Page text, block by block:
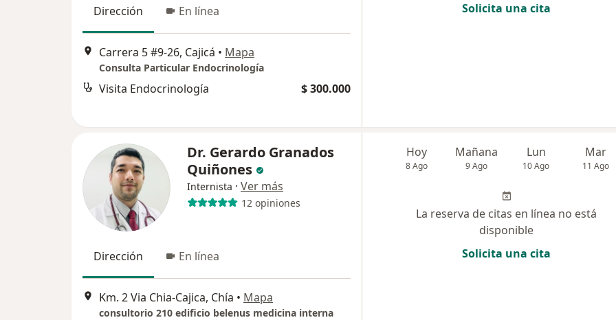
Dirección En línea
Carrera 5 #9-26, Cajicá • Mapa
Consulta Particular Endocrinología
Visita Endocrinología $ 300.000
Solicita una cita
Dr. Gerardo Granados
Quiñones
Internista · Ver más
12 opiniones
Dirección En línea
Km. 2 Via Chia-Cajica, Chía • Mapa
consultorio 210 edificio belenus medicina interna
Hoy
8 Ago
Mañana
9 Ago
Lun
10 Ago
Mar
11 Ago
La reserva de citas en línea no está
disponible
Solicita una cita